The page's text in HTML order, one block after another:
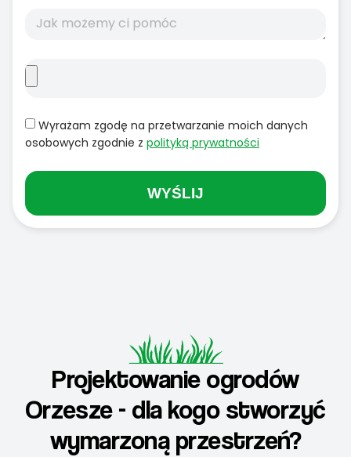
Wyrażam zgodę na przetwarzanie moich danych
osobowych zgodnie z polityką prywatności
WYŚLIJ
Projektowanie ogrodów
Orzesze - dla kogo stworzyć
wymarzoną przestrzeń?